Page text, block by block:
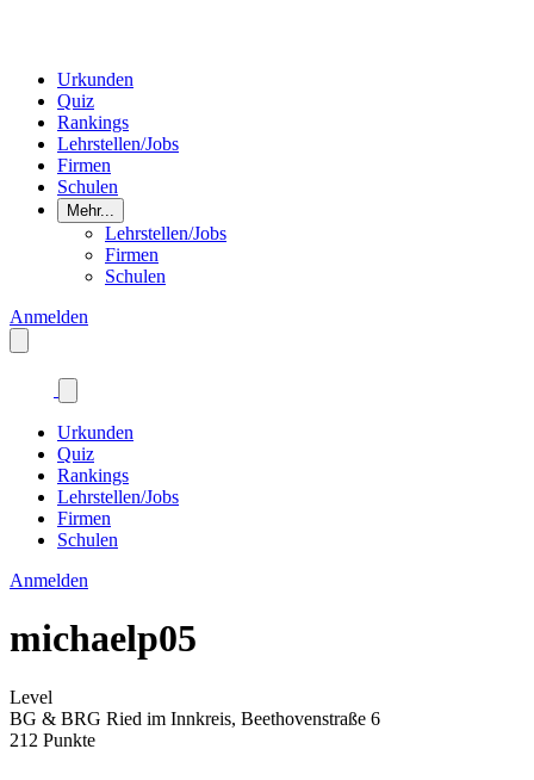
Urkunden
Quiz
Rankings
Lehrstellen/Jobs
Firmen
Schulen
Mehr...
Lehrstellen/Jobs
Firmen
Schulen
Anmelden
Urkunden
Quiz
Rankings
Lehrstellen/Jobs
Firmen
Schulen
Anmelden
michaelp05
Level
BG & BRG Ried im Innkreis, Beethovenstraße 6
212 Punkte